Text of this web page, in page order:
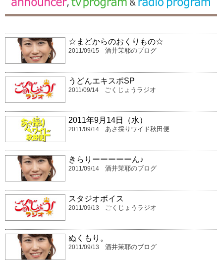
☆まどからのおくりもの☆
2011/09/15 酒井茉耶のブログ
うどんエキスポSP
2011/09/14 ごくじょうラジオ
2011年9月14日（水）
2011/09/14 あさ採りワイド秋田便
きらりーーーーーん♪
2011/09/14 酒井茉耶のブログ
スタジオボイス
2011/09/13 ごくじょうラジオ
ぬくもり。
2011/09/13 酒井茉耶のブログ